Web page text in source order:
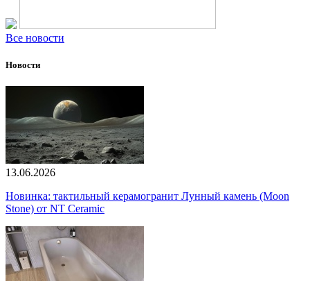
Все новости
Новости
13.06.2026
Новинка: тактильный керамогранит Лунный камень (Moon
Stone) от NT Ceramic